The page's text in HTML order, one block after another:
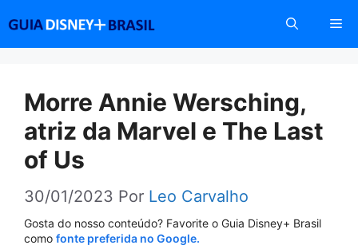
conteúdo
Morre Annie Wersching,
atriz da Marvel e The Last
of Us
30/01/2023 Por Leo Carvalho
Gosta do nosso conteúdo? Favorite o Guia Disney+ Brasil
como fonte preferida no Google.